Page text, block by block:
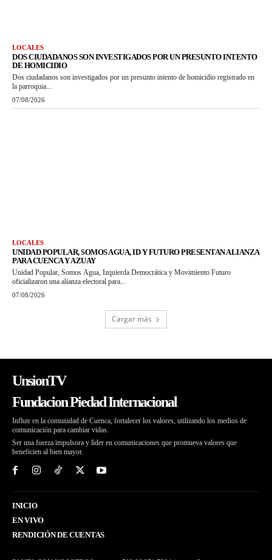
LOCALES
DOS CIUDADANOS SON INVESTIGADOS POR UN PRESUNTO INTENTO
DE HOMICIDIO
Dos ciudadanos son investigados por un presunto intento de homicidio registrado en
la parroquia...
07/08/2026
LOCALES
UNIDAD POPULAR, SOMOS AGUA, ID Y FUTURO PRESENTAN ALIANZA
PARA CUENCA Y AZUAY
Unidad Popular, Somos Agua, Izquierda Democrática y Movimiento Futuro
oficializaron una alianza electoral para...
07/08/2026
Cargar más
UnsionTV
Fundacion Piedad Internacional
Influir en la comunidad de Cuenca, fortalecer los valores, utilizando los medios de
comunicación para cambiar vidas.
Ser una fuerza impulsora y líder en comunicaciones que promueva valores que
beneficien al bien mayor.
INICIO
EN VIVO
RENDICIÓN DE CUENTAS